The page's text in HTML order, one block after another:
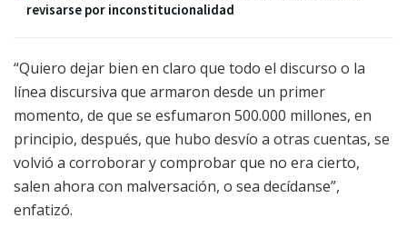
revisarse por inconstitucionalidad
“Quiero dejar bien en claro que todo el discurso o la
línea discursiva que armaron desde un primer
momento, de que se esfumaron 500.000 millones, en
principio, después, que hubo desvío a otras cuentas, se
volvió a corroborar y comprobar que no era cierto,
salen ahora con malversación, o sea decídanse”,
enfatizó.